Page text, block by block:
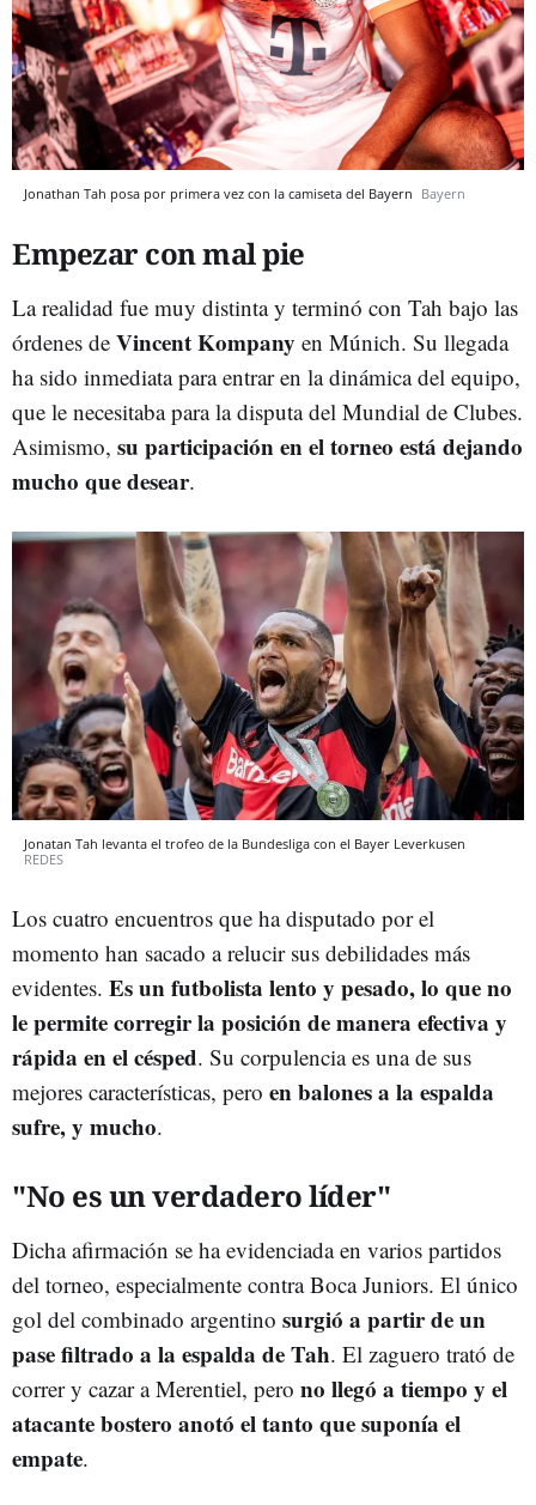
Jonathan Tah posa por primera vez con la camiseta del Bayern Bayern
Empezar con mal pie
La realidad fue muy distinta y terminó con Tah bajo las
órdenes de Vincent Kompany en Múnich. Su llegada
ha sido inmediata para entrar en la dinámica del equipo,
que le necesitaba para la disputa del Mundial de Clubes.
Asimismo, su participación en el torneo está dejando
mucho que desear.
Jonatan Tah levanta el trofeo de la Bundesliga con el Bayer Leverkusen
REDES
Los cuatro encuentros que ha disputado por el
momento han sacado a relucir sus debilidades más
evidentes. Es un futbolista lento y pesado, lo que no
le permite corregir la posición de manera efectiva y
rápida en el césped. Su corpulencia es una de sus
mejores características, pero en balones a la espalda
sufre, y mucho.
"No es un verdadero líder"
Dicha afirmación se ha evidenciada en varios partidos
del torneo, especialmente contra Boca Juniors. El único
gol del combinado argentino surgió a partir de un
pase filtrado a la espalda de Tah. El zaguero trató de
correr y cazar a Merentiel, pero no llegó a tiempo y el
atacante bostero anotó el tanto que suponía el
empate.